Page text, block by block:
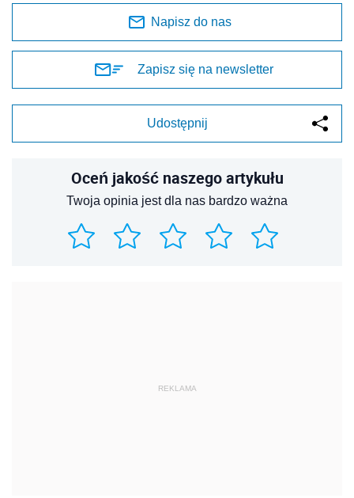
Napisz do nas
Zapisz się na newsletter
Udostępnij
Oceń jakość naszego artykułu
Twoja opinia jest dla nas bardzo ważna
REKLAMA